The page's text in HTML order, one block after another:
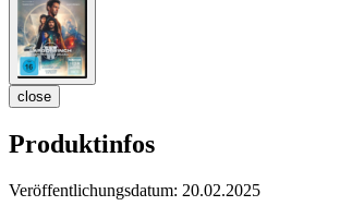
close
Produktinfos
Veröffentlichungsdatum: 20.02.2025